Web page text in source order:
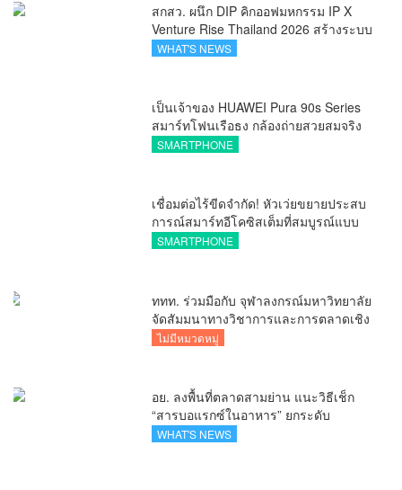
สกสว. ผนึก DIP คิกออฟมหกรรม IP X
Venture Rise Thailand 2026 สร้างระบบ
นิเวศเชื่อมทรัพย์สินทางปัญญาผ่าน
WHAT'S NEWS
เป็นเจ้าของ HUAWEI Pura 90s Series
สมาร์ทโฟนเรือธง กล้องถ่ายสวยสมจริง
ทุกระยะ พร้อมของสมนาคุณและสิทธิ
SMARTPHONE
เชื่อมต่อไร้ขีดจำกัด! หัวเว่ยขยายประสบ
การณ์สมาร์ทอีโคซิสเต็มที่สมบูรณ์แบบ
ไร้รอยต่อ ครบ จบ ในที่เดียวที่ HUAWEI
SMARTPHONE
ททท. ร่วมมือกับ จุฬาลงกรณ์มหาวิทยาลัย
จัดสัมมนาทางวิชาการและการตลาดเชิง
รุกแนะเคล็ดลับปรับธุรกิจท่องเที่ยวไทย
ไม่มีหมวดหมู่
อย. ลงพื้นที่ตลาดสามย่าน แนะวิธีเช็ก
“สารบอแรกซ์ในอาหาร” ยกระดับ
ตลาดสดปลอดภัยเพื่อผู้บริโภค
WHAT'S NEWS